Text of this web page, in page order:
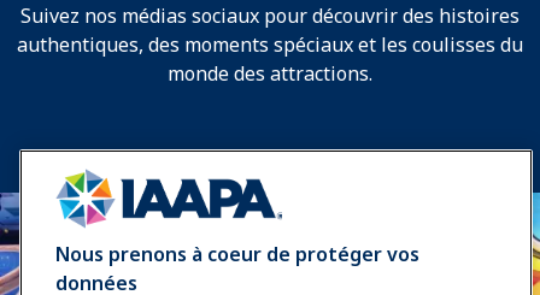
Suivez nos médias sociaux pour découvrir des histoires
authentiques, des moments spéciaux et les coulisses du
monde des attractions.
Nous prenons à coeur de protéger vos
données